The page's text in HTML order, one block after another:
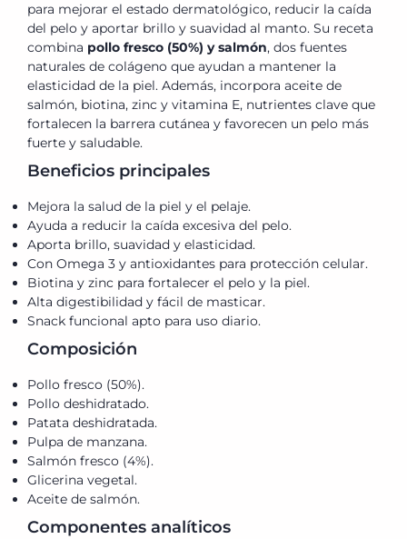
para mejorar el estado dermatológico, reducir la caída
del pelo y aportar brillo y suavidad al manto. Su receta
combina pollo fresco (50%) y salmón, dos fuentes
naturales de colágeno que ayudan a mantener la
elasticidad de la piel. Además, incorpora aceite de
salmón, biotina, zinc y vitamina E, nutrientes clave que
fortalecen la barrera cutánea y favorecen un pelo más
fuerte y saludable.
Beneficios principales
Mejora la salud de la piel y el pelaje.
Ayuda a reducir la caída excesiva del pelo.
Aporta brillo, suavidad y elasticidad.
Con Omega 3 y antioxidantes para protección celular.
Biotina y zinc para fortalecer el pelo y la piel.
Alta digestibilidad y fácil de masticar.
Snack funcional apto para uso diario.
Composición
Pollo fresco (50%).
Pollo deshidratado.
Patata deshidratada.
Pulpa de manzana.
Salmón fresco (4%).
Glicerina vegetal.
Aceite de salmón.
Componentes analíticos